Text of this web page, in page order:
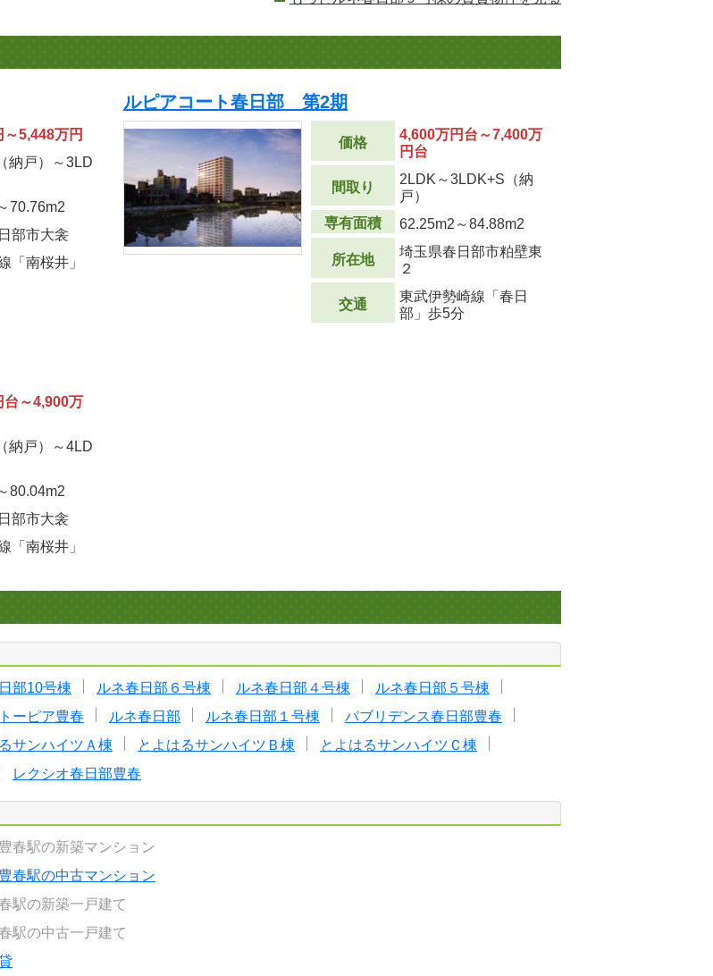
5,448万円
納戸）～3LD
70.76m2
部市大衾
「南桜井」
ルピアコート春日部 第2期
価格
4,600万円台～7,400万
円台
間取り
2LDK～3LDK+S（納
戸）
専有面積
62.25m2 ～84.88m2
所在地
埼玉県春日部市粕壁東
２
交通
東武伊勢崎線「春日
部」歩5分
台～4,900万
納戸）～4LD
80.04m2
部市大衾
「南桜井」
部10号棟 ルネ春日部６号棟 ルネ春日部４号棟
ルネ春日部５号棟
ーピア豊春 ルネ春日部 ルネ春日部１号棟
パブリデンス春日部豊春
サンハイツＡ棟 とよはるサンハイツＢ棟
とよはるサンハイツＣ棟
レクシオ春日部豊春
豊春駅の新築マンション
豊春駅の中古マンション
駅の新築一戸建て
駅の中古一戸建て